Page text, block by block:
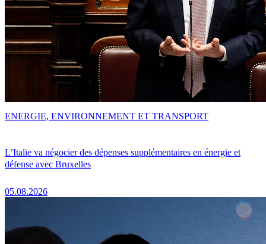
L’Italie va négocier des dépenses supplémentaires en énergie et
défense avec Bruxelles
05.08.2026
ENERGIE, ENVIRONNEMENT ET TRANSPORT